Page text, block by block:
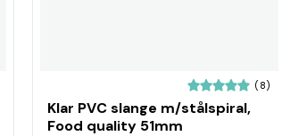
(8)
Klar PVC slange m/stålspiral,
Food quality 51mm